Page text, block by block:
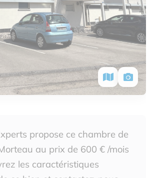
propose ce chambre de
au prix de 600 € /mois
les caractéristiques